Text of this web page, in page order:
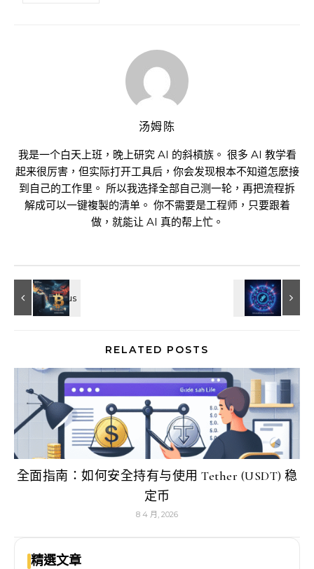
汤姆陈
我是一个白天上班，晚上研究 AI 的斜槓族。 很多 AI 教学看
起来很厉害，但实际打开工具后，你会发现根本不知道怎麽接
到自己的工作里。 所以我选择全部自己测一轮，再把流程拆
解成可以一键複製的清单。 你不需要是工程师，只要跟着
做，就能让 AI 真的帮上忙。
RELATED POSTS
全面指南：如何安全持有与使用 Tether (USDT) 稳
定币
8 4 月, 2026
精選文章